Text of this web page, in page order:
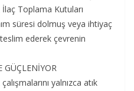
Toplama Kutuları
süresi dolmuş veya ihtiyaç
ederek çevrenin
GÜÇLENİYOR
yalnızca atık